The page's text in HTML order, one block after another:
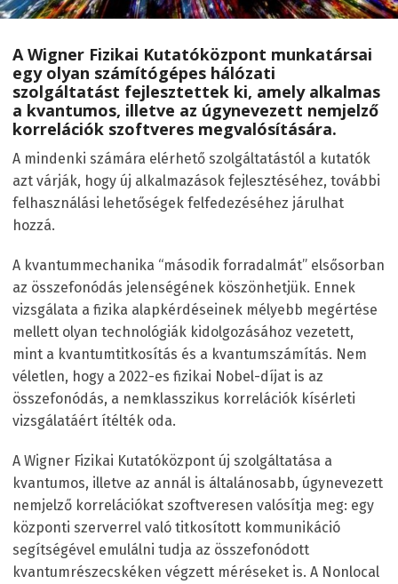
A Wigner Fizikai Kutatóközpont munkatársai
egy olyan számítógépes hálózati
szolgáltatást fejlesztettek ki, amely alkalmas
a kvantumos, illetve az úgynevezett nemjelző
korrelációk szoftveres megvalósítására.
A mindenki számára elérhető szolgáltatástól a kutatók
azt várják, hogy új alkalmazások fejlesztéséhez, további
felhasználási lehetőségek felfedezéséhez járulhat
hozzá.
A kvantummechanika “második forradalmát” elsősorban
az összefonódás jelenségének köszönhetjük. Ennek
vizsgálata a fizika alapkérdéseinek mélyebb megértése
mellett olyan technológiák kidolgozásához vezetett,
mint a kvantumtitkosítás és a kvantumszámítás. Nem
véletlen, hogy a 2022-es fizikai Nobel-díjat is az
összefonódás, a nemklasszikus korrelációk kísérleti
vizsgálatáért ítélték oda.
A Wigner Fizikai Kutatóközpont új szolgáltatása a
kvantumos, illetve az annál is általánosabb, úgynevezett
nemjelző korrelációkat szoftveresen valósítja meg: egy
központi szerverrel való titkosított kommunikáció
segítségével emulálni tudja az összefonódott
kvantumrészecskéken végzett méréseket is. A Nonlocal